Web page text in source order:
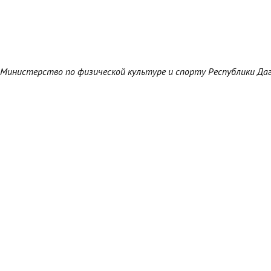
Министерство по физической культуре и спорту Республики